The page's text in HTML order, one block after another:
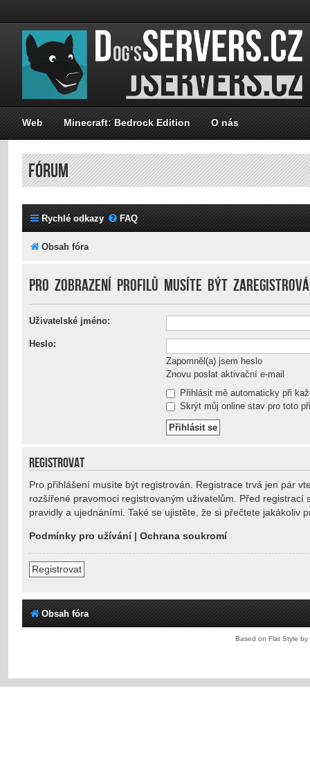
Web Minecraft: Bedrock Edition O nás
FÓRUM
Rychlé odkazy FAQ
Obsah fóra
Pro zobrazení profilů musíte být
Uživatelské jméno:
Heslo:
Zapomněl(a) jsem heslo
Znovu poslat aktivační e-mail
Přihlásit mě automaticky při
Skrýt můj online stav pro toto
REGISTROVAT
Pro přihlášení musíte být registrován. Registrace trvá jen pár
rozšířené pravomoci registrovaným uživatelům. Před
pravidly a ujednáními. Také se ujistěte, že si přečtete jakákoliv
Podmínky pro užívání| Ochrana soukromí
Registrovat
Obsah fóra
Based on Flat Style by